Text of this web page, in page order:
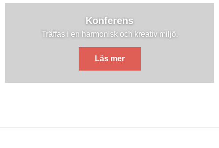
Konferens
Träffas i en harmonisk och kreativ miljö.
Läs mer